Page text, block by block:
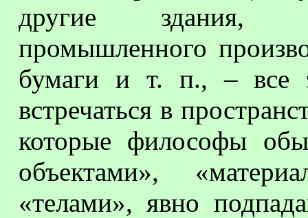
другие здания,
промышленного
бумаги и т. п., – все
встречаться в
которые философы
объектами»,
«телами», явно